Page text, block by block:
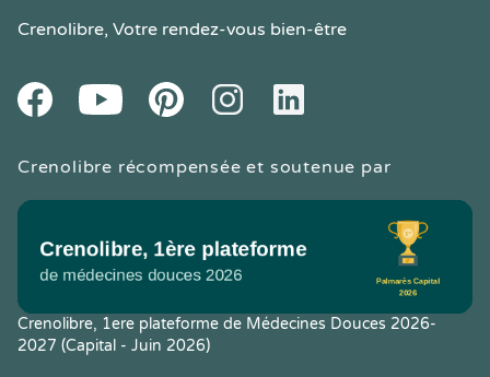
Crenolibre, Votre rendez-vous bien-être
FacebookYoutube PinteresetInstagramLinkedIn
Crenolibre récompensée et soutenue par
Crenolibre, 1ere plateforme de Médecines Douces 2026-
2027 (Capital - Juin 2026)